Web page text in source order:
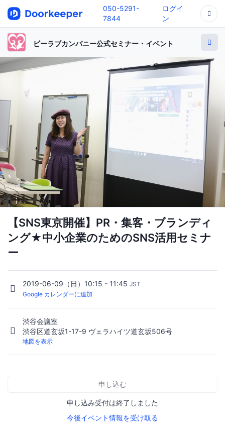
050-5291-
7844
ログイ
ン
ビーラブカンパニー公式セミナー・イベント
【SNS東京開催】PR・集客・ブランディ
ング★中小企業のためのSNS活用セミナ
ー
2019-06-09（日）10:15 - 11:45 JST
Google カレンダーに追加
渋谷会議室
渋谷区道玄坂1-17-9 ヴェラハイツ道玄坂506号
地図を表示
申し込む
申し込み受付は終了しました
今後イベント情報を受け取る